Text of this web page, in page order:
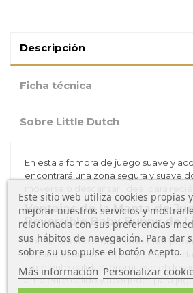
Descripción
Ficha técnica
Sobre Little Dutch
En esta alfombra de juego suave y
encontrará una zona segura y suave
Ventajas de la Manta de
Reversible Baby Bunny de
Con un adorable diseño de conejo,
seguridad durante el juego.
excelente calidad, promueve el
ambiente cálido y acogedor para
Este sitio web utiliza cookies propias
mejorar nuestros servicios y
relacionada con sus preferencias
sus hábitos de navegación. Para dar
sobre su uso pulse el botón Acepto.
Más información Personalizar